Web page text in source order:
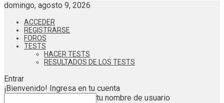
domingo, agosto 9, 2026
ACCEDER
REGISTRARSE
FOROS
TESTS
HACER TESTS
RESULTADOS DE LOS TESTS
Entrar
¡Bienvenido! Ingresa en tu cuenta
tu nombre de usuario